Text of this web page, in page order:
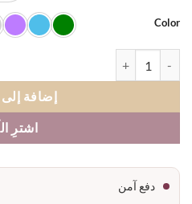
إضافة إلى السلة
اشترِ الآن
دفع آمن